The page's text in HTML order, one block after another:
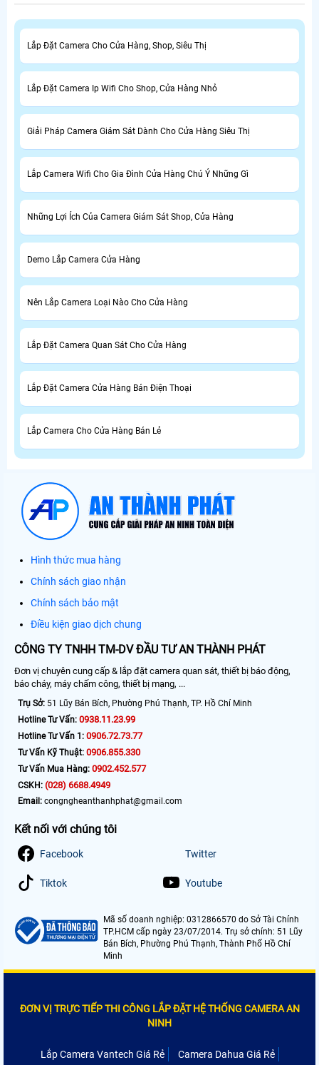
Lắp Đặt Camera Cho Cửa Hàng, Shop, Siêu Thị
Lắp Đặt Camera Ip Wifi Cho Shop, Cửa Hàng Nhỏ
Giải Pháp Camera Giám Sát Dành Cho Cửa Hàng Siêu Thị
Lắp Camera Wifi Cho Gia Đình Cửa Hàng Chú Ý Những Gì
Những Lợi Ích Của Camera Giám Sát Shop, Cửa Hàng
Demo Lắp Camera Cửa Hàng
Nên Lắp Camera Loại Nào Cho Cửa Hàng
Lắp Đặt Camera Quan Sát Cho Cửa Hàng
Lắp Đặt Camera Cửa Hàng Bán Điện Thoại
Lắp Camera Cho Cửa Hàng Bán Lẻ
Hình thức mua hàng
Chính sách giao nhận
Chính sách bảo mật
Điều kiện giao dịch chung
CÔNG TY TNHH TM-DV ĐẦU TƯ AN THÀNH PHÁT
Đơn vị chuyên cung cấp & lắp đặt camera quan sát, thiết bị báo động,
báo cháy, máy chấm công, thiết bị mạng, ...
Trụ Sở: 51 Lũy Bán Bích, Phường Phú Thạnh, TP. Hồ Chí Minh
Hotline Tư Vấn: 0938.11.23.99
Hotline Tư Vấn 1: 0906.72.73.77
Tư Vấn Kỹ Thuật: 0906.855.330
Tư Vấn Mua Hàng: 0902.452.577
CSKH: (028) 6688.4949
Email: congngheanthanhphat@gmail.com
Kết nối với chúng tôi
Facebook Twitter
Tiktok Youtube
Mã số doanh nghiệp: 0312866570 do Sở Tài Chính
TP.HCM cấp ngày 23/07/2014. Trụ sở chính: 51 Lũy
Bán Bích, Phường Phú Thạnh, Thành Phố Hồ Chí
Minh
ĐƠN VỊ TRỰC TIẾP THI CÔNG LẮP ĐẶT HỆ THỐNG CAMERA AN
NINH
Lắp Camera Vantech Giá Rẻ Camera Dahua Giá Rẻ